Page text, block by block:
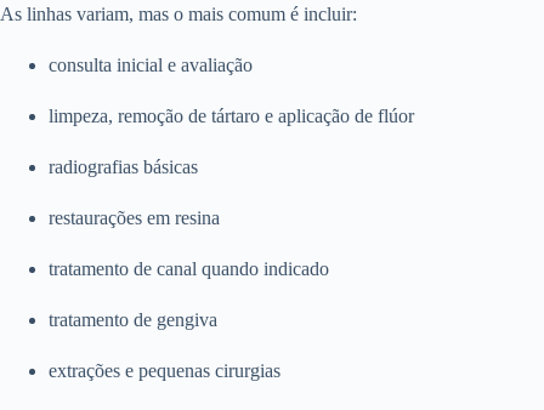
As linhas variam, mas o mais comum é incluir:
consulta inicial e avaliação
limpeza, remoção de tártaro e aplicação de flúor
radiografias básicas
restaurações em resina
tratamento de canal quando indicado
tratamento de gengiva
extrações e pequenas cirurgias